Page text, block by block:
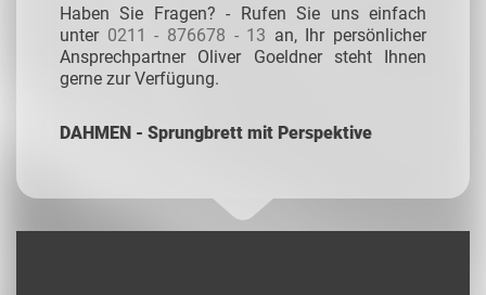
Haben Sie Fragen? - Rufen Sie uns einfach
unter 0211 - 876678 - 13 an, Ihr persönlicher
Ansprechpartner Oliver Goeldner steht Ihnen
gerne zur Verfügung.
DAHMEN - Sprungbrett mit Perspektive